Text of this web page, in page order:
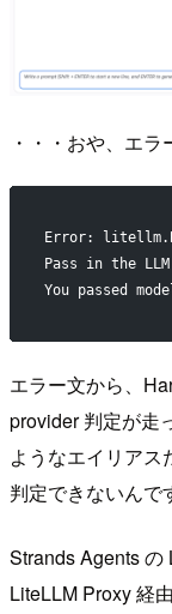
・・・おや、エラ
Error:
Pass in the
You passed
エラー文から、
provider 判定が走
ようなエイリア
判定できないんで
Strands Agents の
LiteLLM Proxy 経